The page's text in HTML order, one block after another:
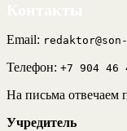
Email:
Телефон: +7 904 46
На письма отвечаем
Учредитель